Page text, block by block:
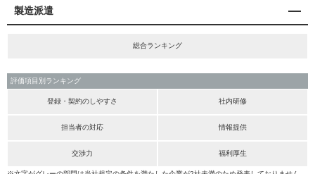
製造派遣
総合ランキング
評価項目別ランキング
登録・契約のしやすさ 社内研修
担当者の対応 情報提供
交渉力 福利厚生